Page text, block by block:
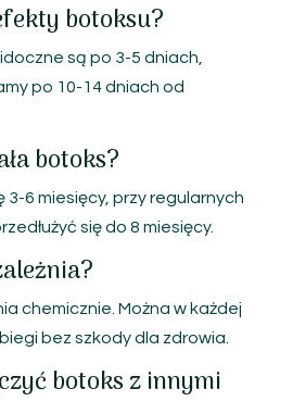
botoksu?
są po 3-5 dniach,
po 10-14 dniach od
botoks?
3-6 miesięcy, przy regularnych
się do 8 miesięcy.
chemicznie. Można w każdej
bez szkody dla zdrowia.
botoks z innymi